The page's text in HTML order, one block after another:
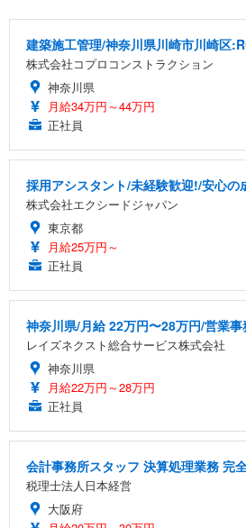
建築施工管理/神奈川県川崎市川崎区
株式会社コプロコンストラクション
神奈川県
月給34万円～44万円
正社員
採用アシスタント/未経験歓迎!/安心
株式会社エクシードジャパン
東京都
月給25万円～
正社員
神奈川県/月給 22万円〜28万円/営業
レイズネクスト総合サービス株式会社
神奈川県
月給22万円～28万円
正社員
会計事務所スタッフ 決算処理業務 完
税理士法人日本経営
大阪府